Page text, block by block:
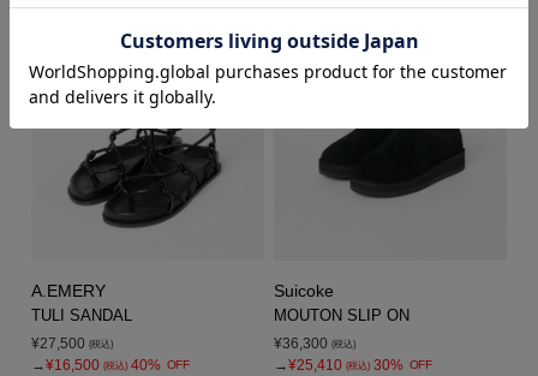
SALE
A.EMERY
TULI SANDAL
¥27,500 (税込)
→¥16,500 (税込) 40% OFF
SALE
Suicoke
MOUTON SLIP ON
¥36,300 (税込)
→¥25,410 (税込) 30% OFF